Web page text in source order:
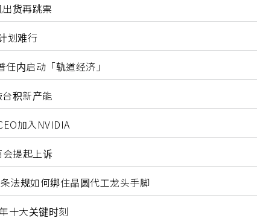
货再跳票
划难行
内启动「轨道经济」
积新产能
加入NVIDIA
提起上诉
法规如何绑住晶圆代工龙头手脚
十大关键时刻